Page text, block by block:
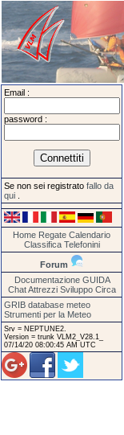
Email :
password :
Se non sei registrato fallo da
qui
Home Regate Calendario
Classifica Telefonini
Forum
Documentazione GUIDA
Chat Attrezzi Sviluppo Circa
GRIB database meteo
Strumenti per la Meteo
Srv = NEPTUNE2.
Version = trunk VLM2_V28.1_
07/14/20 08:00:45 AM UTC